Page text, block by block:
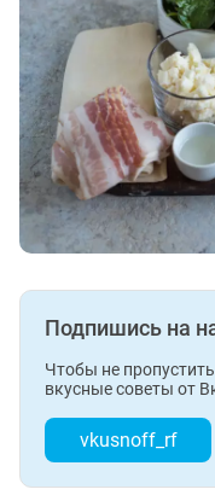
Подпишись на
Чтобы не
вкусные советы от
vkusnoff_rf